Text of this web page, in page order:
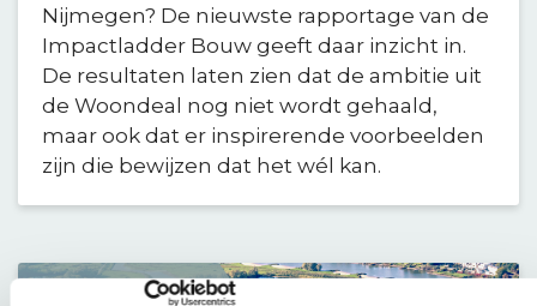
Nijmegen? De nieuwste rapportage van de
Impactladder Bouw geeft daar inzicht in.
De resultaten laten zien dat de ambitie uit
de Woondeal nog niet wordt gehaald,
maar ook dat er inspirerende voorbeelden
zijn die bewijzen dat het wél kan.